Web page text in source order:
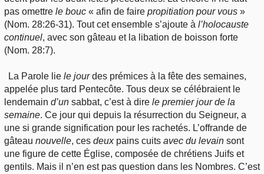
pas omettre le bouc « afin de faire propitiation pour vous »
(Nom. 28:26-31). Tout cet ensemble s’ajoute à l’holocauste
continuel, avec son gâteau et la libation de boisson forte
(Nom. 28:7).
La Parole liele jourdes prémices à la fête des semaines,
appelée plus tard Pentecôte. Tous deux se célébraient le
lendemain d’un sabbat, c’est à dire le premier jour de la
semaine. Ce jour qui depuis la résurrection du Seigneur, a
une si grande signification pour les rachetés. L’offrande de
gâteau nouvelle, ces deuxpains cuits avec du levain sont
une figure de cette Église, composée de chrétiens Juifs et
gentils. Mais il n’en est pas question dans les Nombres. C’est